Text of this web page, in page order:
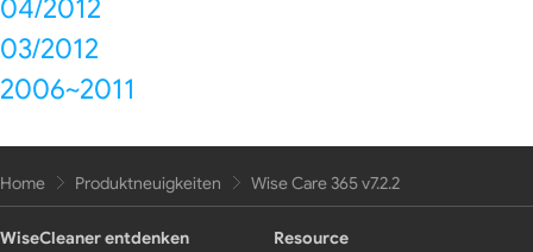
04/2012
03/2012
2006~2011
Home Produktneuigkeiten Wise Care 365 v7.2.2
WiseCleaner entdenken
Resource